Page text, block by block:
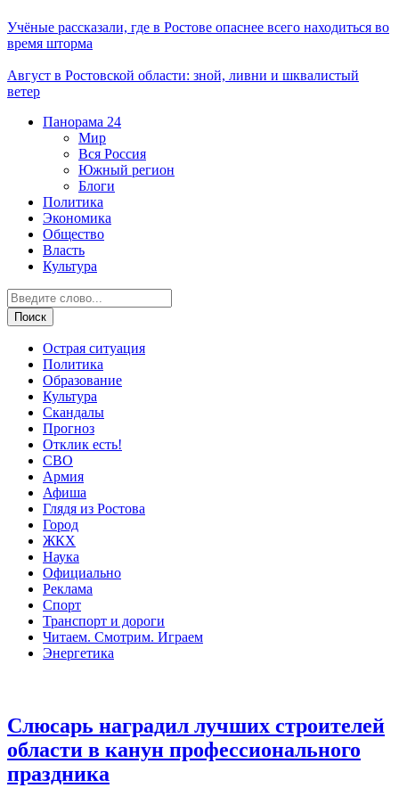
Учёные рассказали, где в Ростове опаснее всего находиться во
время шторма
Август в Ростовской области: зной, ливни и шквалистый
ветер
Панорама 24
Мир
Вся Россия
Южный регион
Блоги
Политика
Экономика
Общество
Власть
Культура
Острая ситуация
Политика
Образование
Культура
Скандалы
Прогноз
Отклик есть!
СВО
Армия
Афиша
Глядя из Ростова
Город
ЖКХ
Наука
Официально
Реклама
Спорт
Транспорт и дороги
Читаем. Смотрим. Играем
Энергетика
Слюсарь наградил лучших строителей
области в канун профессионального
праздника